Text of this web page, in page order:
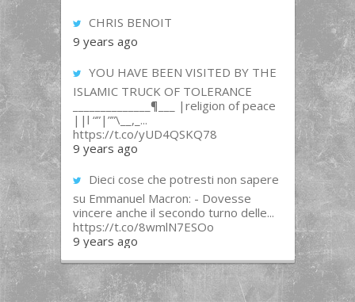
CHRIS BENOIT
9 years ago
YOU HAVE BEEN VISITED BY THE
ISLAMIC TRUCK OF TOLERANCE
______________¶___ |religion of peace
||l “”|””\__,_...
https://t.co/yUD4QSKQ78
9 years ago
Dieci cose che potresti non sapere
su Emmanuel Macron: - Dovesse
vincere anche il secondo turno delle...
https://t.co/8wmlN7ESOo
9 years ago